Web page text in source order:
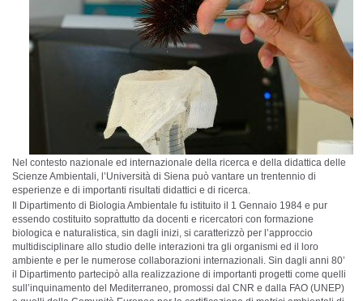
Nel contesto nazionale ed internazionale della ricerca e della didattica delle
Scienze Ambientali, l’Università di Siena può vantare un trentennio di
esperienze e di importanti risultati didattici e di ricerca.
Il Dipartimento di Biologia Ambientale fu istituito il 1 Gennaio 1984 e pur
essendo costituito soprattutto da docenti e ricercatori con formazione
biologica e naturalistica, sin dagli inizi, si caratterizzò per l’approccio
multidisciplinare allo studio delle interazioni tra gli organismi ed il loro
ambiente e per le numerose collaborazioni internazionali. Sin dagli anni 80’
il Dipartimento partecipò alla realizzazione di importanti progetti come quelli
sull’inquinamento del Mediterraneo, promossi dal CNR e dalla FAO (UNEP)